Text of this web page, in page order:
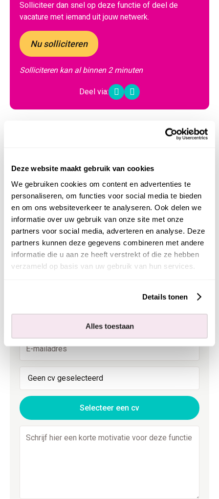
Deze website maakt gebruik van cookies
We gebruiken cookies om content en advertenties te
personaliseren, om functies voor social media te bieden
en om ons websiteverkeer te analyseren. Ook delen we
informatie over uw gebruik van onze site met onze
partners voor social media, adverteren en analyse. Deze
partners kunnen deze gegevens combineren met andere
informatie die u aan ze heeft verstrekt of die ze hebben
verzameld op basis van uw gebruik van hun services.
Details tonen
Alles toestaan
Solliciteer dan snel op deze functie of deel de
vacature met iemand uit jouw netwerk.
Deel via: LinkedIn
Nu solliciteren
Solliciteren kan al binnen 2 minuten
Persoonsgegevens
Geen cv geselecteerd
Selecteer een cv